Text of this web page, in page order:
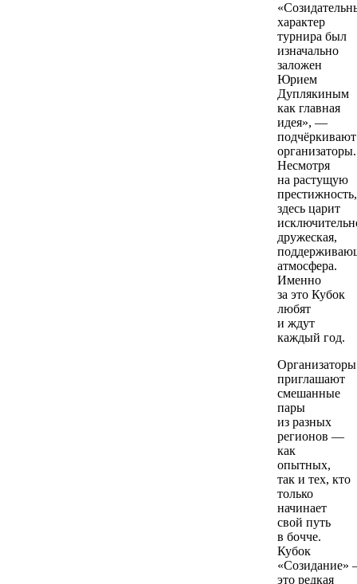
характер
турнира был
изначально
заложен
Юрием
Дуплякиным
как главная
идея», —
подчёркивают
организаторы.
Несмотря
на растущую
престижность,
здесь царит
дружеская,
атмосфера.
Именно
за это Кубок
любят
и ждут
каждый год.
Организаторы
приглашают
смешанные
пары
из разных
регионов —
как
опытных,
так и тех, кто
только
начинает
свой путь
в бочче.
Кубок
«Созидание»
это редкая